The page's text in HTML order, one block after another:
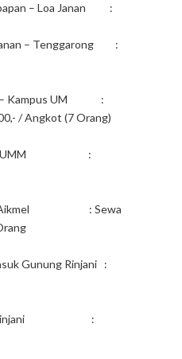
Loa Janan :
:
– Kampus UM :
/ Angkot (7 Orang)
UMM :
Aikmel : Sewa
Gunung Rinjani :
Rinjani :